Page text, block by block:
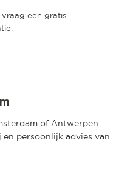
vraag een gratis
of Antwerpen.
persoonlijk advies van